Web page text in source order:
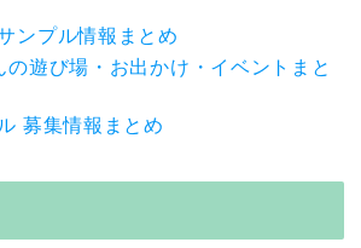
ンプル情報まとめ
の遊び場・お出かけ・イベントまと
募集情報まとめ